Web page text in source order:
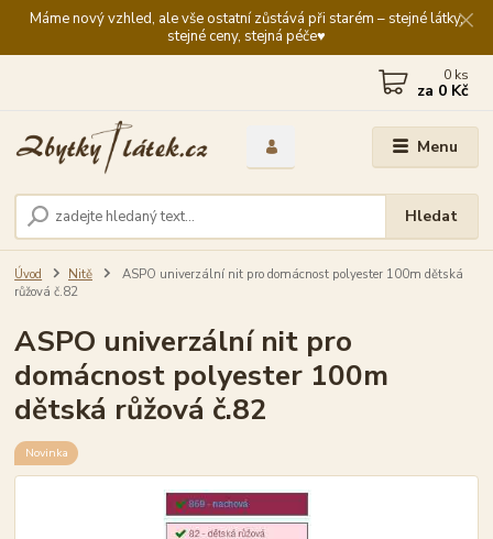
Máme nový vzhled, ale vše ostatní zůstává při starém – stejné látky,
stejné ceny, stejná péče♥️
Menu
Hledat
0 ks
za 0 Kč
Úvod Nitě
ASPO univerzální nit pro domácnost polyester 100m dětská
růžová č.82
ASPO univerzální nit pro
domácnost polyester 100m
dětská růžová č.82
Novinka